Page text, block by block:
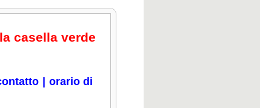
per ingrandire Clicca per ingrandire
casella verde
orario di